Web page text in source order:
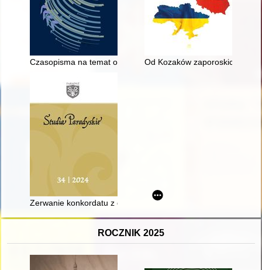
Czasopisma na temat obszaru poradzieckiego w Polsce w
Od Kozaków zaporoskich do
Zerwanie konkordatu z dnia 10 lutego 1925 roku przez
ROCZNIK 2025